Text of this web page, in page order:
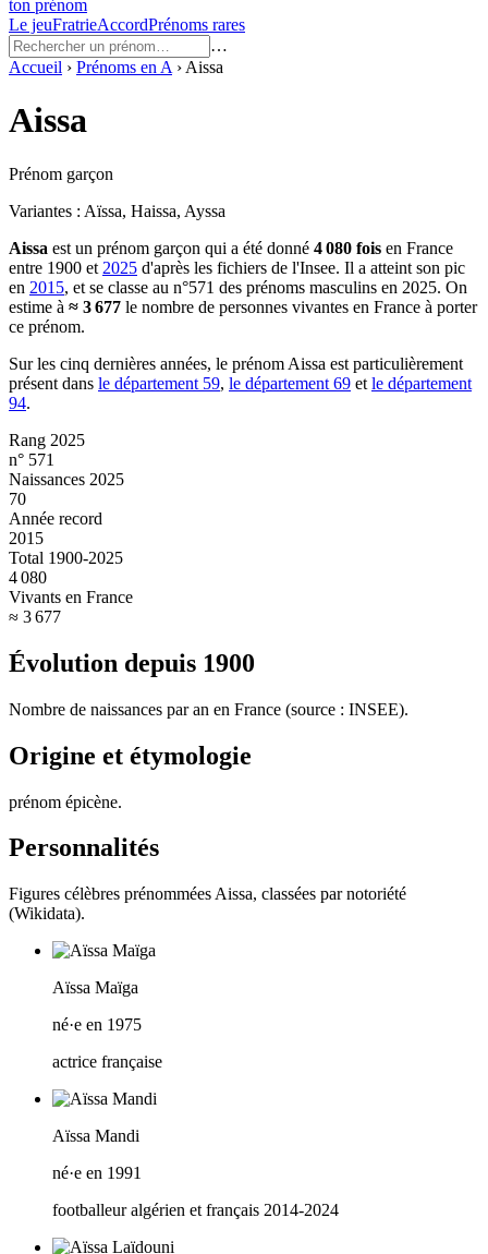
ton prénom
Le jeuFratrieAccordPrénoms rares
…
Accueil › Prénoms en A › Aissa
Aissa
Prénom garçon
Variantes : Aïssa, Haissa, Ayssa
Aissa est un prénom garçon qui a été donné 4 080 fois en France
entre 1900 et 2025 d'après les fichiers de l'Insee. Il a atteint son pic
en 2015, et se classe au n°571 des prénoms masculins en 2025. On
estime à ≈ 3 677 le nombre de personnes vivantes en France à porter
ce prénom.
Sur les cinq dernières années, le prénom Aissa est particulièrement
présent dans le département 59, le département 69 et le département
94.
Rang 2025
n° 571
Naissances 2025
70
Année record
2015
Total 1900-2025
4 080
Vivants en France
≈ 3 677
Évolution depuis 1900
Nombre de naissances par an en France (source : INSEE).
Origine et étymologie
prénom épicène.
Personnalités
Figures célèbres prénommées Aissa, classées par notoriété
(Wikidata).
Aïssa Maïga
né·e en 1975
actrice française
Aïssa Mandi
né·e en 1991
footballeur algérien et français 2014-2024